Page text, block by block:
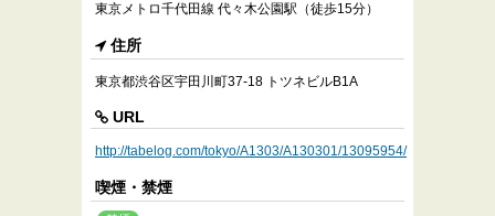
東京メトロ千代田線 代々木公園駅（徒歩15分）
住所
東京都渋谷区宇田川町37-18 トツネビルB1A
URL
http://tabelog.com/tokyo/A1303/A130301/13095954/
喫煙・禁煙